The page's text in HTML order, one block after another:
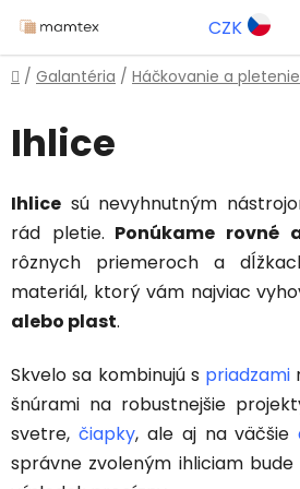
na
obsah
CZK
Domov
/ Galantéria / Háčkovanie a pletenie
Ihlice
Ihlice sú nevyhnutným
rád pletie. Ponúkame rovné
rôznych priemeroch a
materiál, ktorý vám najviac
alebo plast.
Skvelo sa kombinujú s priadzami
šnúrami na robustnejšie
svetre, čiapky, ale aj na väčšie
správne zvoleným ihliciam